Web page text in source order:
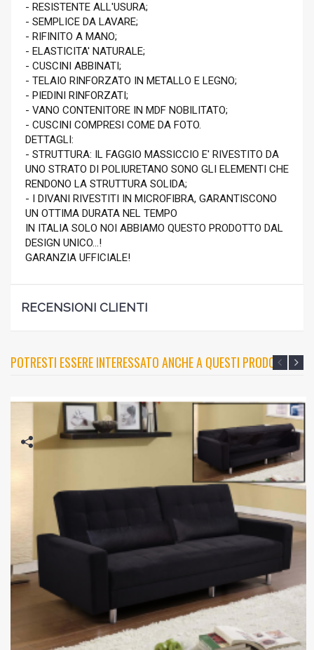
- RESISTENTE ALL'USURA;
- SEMPLICE DA LAVARE;
- RIFINITO A MANO;
- ELASTICITA' NATURALE;
- CUSCINI ABBINATI;
- TELAIO RINFORZATO IN METALLO E LEGNO;
- PIEDINI RINFORZATI;
- VANO CONTENITORE IN MDF NOBILITATO;
- CUSCINI COMPRESI COME DA FOTO.
DETTAGLI:
- STRUTTURA: IL FAGGIO MASSICCIO E' RIVESTITO DA
UNO STRATO DI POLIURETANO SONO GLI ELEMENTI CHE
RENDONO LA STRUTTURA SOLIDA;
- I DIVANI RIVESTITI IN MICROFIBRA, GARANTISCONO
UN OTTIMA DURATA NEL TEMPO
IN ITALIA SOLO NOI ABBIAMO QUESTO PRODOTTO DAL
DESIGN UNICO...!
GARANZIA UFFICIALE!
RECENSIONI CLIENTI
POTRESTI ESSERE INTERESSATO ANCHE A QUESTI PRODOTTI?